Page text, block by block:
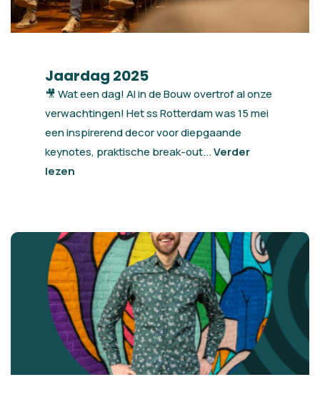
Jaardag 2025
🎥 Wat een dag! AI in de Bouw overtrof al onze
verwachtingen! Het ss Rotterdam was 15 mei
een inspirerend decor voor diepgaande
keynotes, praktische break-out...Verder
lezen